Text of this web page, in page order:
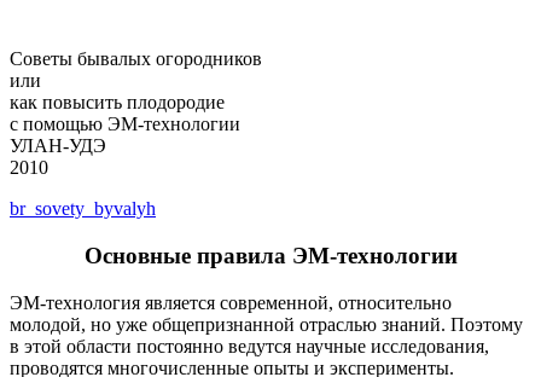
Советы бывалых огородников
или
как повысить плодородие
с помощью ЭМ-технологии
УЛАН-УДЭ
2010
br_sovety_byvalyh
Основные правила ЭМ-технологии
ЭМ-технология является современной, относительно
молодой, но уже общепризнанной отраслью знаний. Поэтому
в этой области постоянно ведутся научные исследования,
проводятся многочисленные опыты и эксперименты.